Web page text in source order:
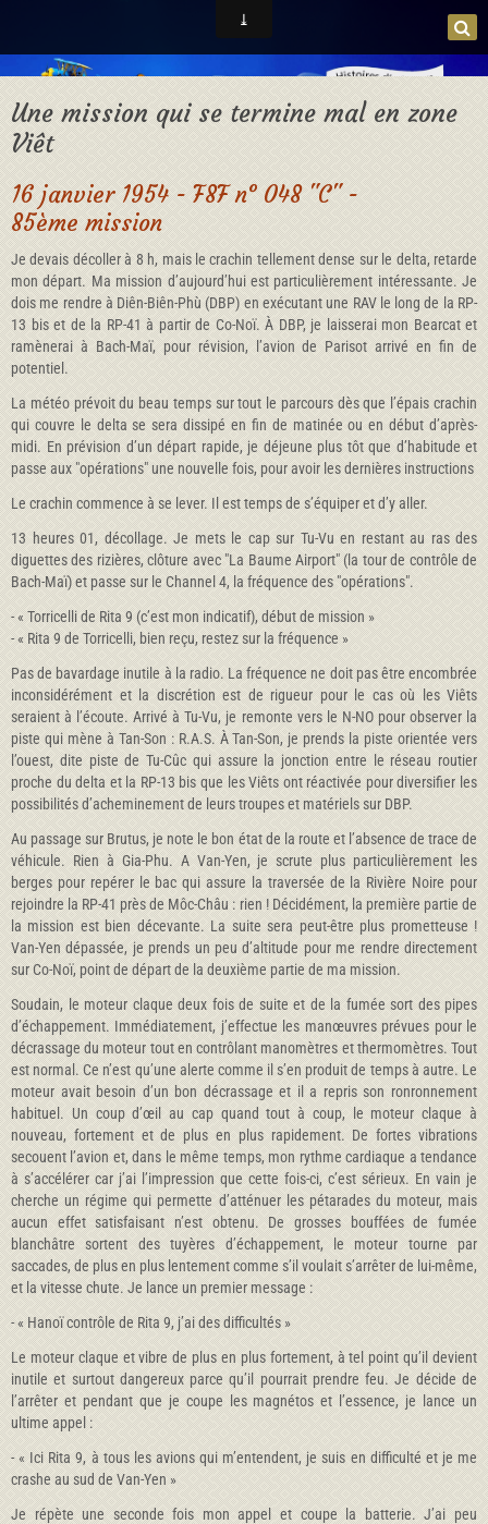
Une mission qui se termine mal en zone
Viêt
16 janvier 1954 - F8F n° 048 "C" -
85ème mission
Je devais décoller à 8 h, mais le crachin tellement dense sur le delta, retarde
mon départ. Ma mission d’aujourd’hui est particulièrement intéressante. Je
dois me rendre à Diên-Biên-Phù (DBP) en exécutant une RAV le long de la RP-
13 bis et de la RP-41 à partir de Co-Noï. À DBP, je laisserai mon Bearcat et
ramènerai à Bach-Maï, pour révision, l’avion de Parisot arrivé en fin de
potentiel.
La météo prévoit du beau temps sur tout le parcours dès que l’épais crachin
qui couvre le delta se sera dissipé en fin de matinée ou en début d’après-
midi. En prévision d’un départ rapide, je déjeune plus tôt que d’habitude et
passe aux "opérations" une nouvelle fois, pour avoir les dernières instructions
Le crachin commence à se lever. Il est temps de s’équiper et d’y aller.
13 heures 01, décollage. Je mets le cap sur Tu-Vu en restant au ras des
diguettes des rizières, clôture avec "La Baume Airport" (la tour de contrôle de
Bach-Maï) et passe sur le Channel 4, la fréquence des "opérations".
- « Torricelli de Rita 9 (c’est mon indicatif), début de mission »
- « Rita 9 de Torricelli, bien reçu, restez sur la fréquence »
Pas de bavardage inutile à la radio. La fréquence ne doit pas être encombrée
inconsidérément et la discrétion est de rigueur pour le cas où les Viêts
seraient à l’écoute. Arrivé à Tu-Vu, je remonte vers le N-NO pour observer la
piste qui mène à Tan-Son : R.A.S. À Tan-Son, je prends la piste orientée vers
l’ouest, dite piste de Tu-Cûc qui assure la jonction entre le réseau routier
proche du delta et la RP-13 bis que les Viêts ont réactivée pour diversifier les
possibilités d’acheminement de leurs troupes et matériels sur DBP.
Au passage sur Brutus, je note le bon état de la route et l’absence de trace de
véhicule. Rien à Gia-Phu. A Van-Yen, je scrute plus particulièrement les
berges pour repérer le bac qui assure la traversée de la Rivière Noire pour
rejoindre la RP-41 près de Môc-Châu : rien ! Décidément, la première partie de
la mission est bien décevante. La suite sera peut-être plus prometteuse !
Van-Yen dépassée, je prends un peu d’altitude pour me rendre directement
sur Co-Noï, point de départ de la deuxième partie de ma mission.
Soudain, le moteur claque deux fois de suite et de la fumée sort des pipes
d’échappement. Immédiatement, j’effectue les manœuvres prévues pour le
décrassage du moteur tout en contrôlant manomètres et thermomètres. Tout
est normal. Ce n’est qu’une alerte comme il s’en produit de temps à autre. Le
moteur avait besoin d’un bon décrassage et il a repris son ronronnement
habituel. Un coup d’œil au cap quand tout à coup, le moteur claque à
nouveau, fortement et de plus en plus rapidement. De fortes vibrations
secouent l’avion et, dans le même temps, mon rythme cardiaque a tendance
à s’accélérer car j’ai l’impression que cette fois-ci, c’est sérieux. En vain je
cherche un régime qui permette d’atténuer les pétarades du moteur, mais
aucun effet satisfaisant n’est obtenu. De grosses bouffées de fumée
blanchâtre sortent des tuyères d’échappement, le moteur tourne par
saccades, de plus en plus lentement comme s’il voulait s’arrêter de lui-même,
et la vitesse chute. Je lance un premier message :
- « Hanoï contrôle de Rita 9, j’ai des difficultés »
Le moteur claque et vibre de plus en plus fortement, à tel point qu’il devient
inutile et surtout dangereux parce qu’il pourrait prendre feu. Je décide de
l’arrêter et pendant que je coupe les magnétos et l’essence, je lance un
ultime appel :
- « Ici Rita 9, à tous les avions qui m’entendent, je suis en difficulté et je me
crashe au sud de Van-Yen »
Je répète une seconde fois mon appel et coupe la batterie. J’ai peu